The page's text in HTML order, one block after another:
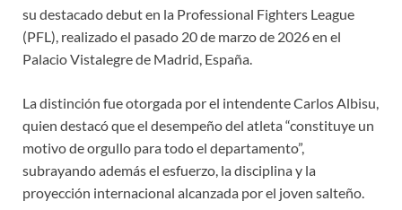
su destacado debut en la Professional Fighters League
(PFL), realizado el pasado 20 de marzo de 2026 en el
Palacio Vistalegre de Madrid, España.
La distinción fue otorgada por el intendente Carlos Albisu,
quien destacó que el desempeño del atleta “constituye un
motivo de orgullo para todo el departamento”,
subrayando además el esfuerzo, la disciplina y la
proyección internacional alcanzada por el joven salteño.